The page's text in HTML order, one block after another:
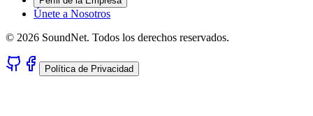
Únete a Nosotros
© 2026 SoundNet. Todos los derechos reservados.
Política de Privacidad